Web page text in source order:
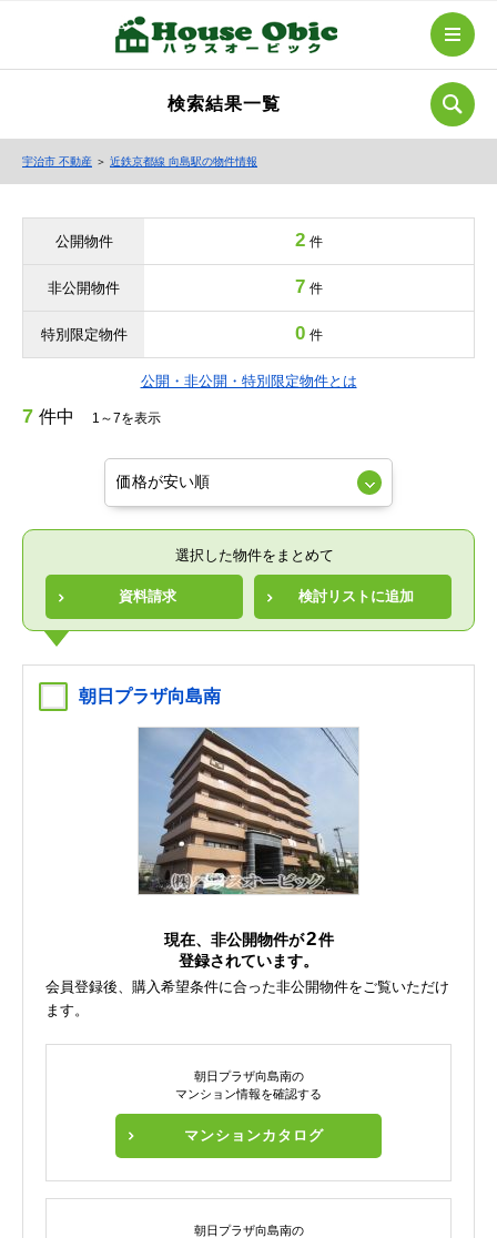
検索結果一覧
宇治市 不動産 ＞ 近鉄京都線 向島駅の物件情報
公開物件 2 件
非公開物件 7 件
特別限定物件 0 件
公開・非公開・特別限定物件とは
7 件中 1～7を表示
選択した物件をまとめて
資料請求 検討リストに追加
朝日プラザ向島南
現在、非公開物件が2件
登録されています。
会員登録後、購入希望条件に合った非公開物件をご覧いただけ
ます。
朝日プラザ向島南の
マンション情報を確認する
マンションカタログ
朝日プラザ向島南の